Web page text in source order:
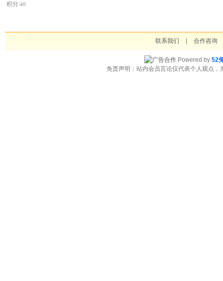
积分:40
联系我们 合作咨询
Powered by 52
免责声明：站内会员言论仅代表个人观点